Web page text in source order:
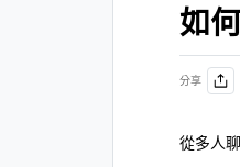
如
分享
從多人